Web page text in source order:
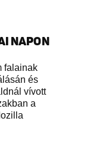
NAPON
falainak
és
vívott
a